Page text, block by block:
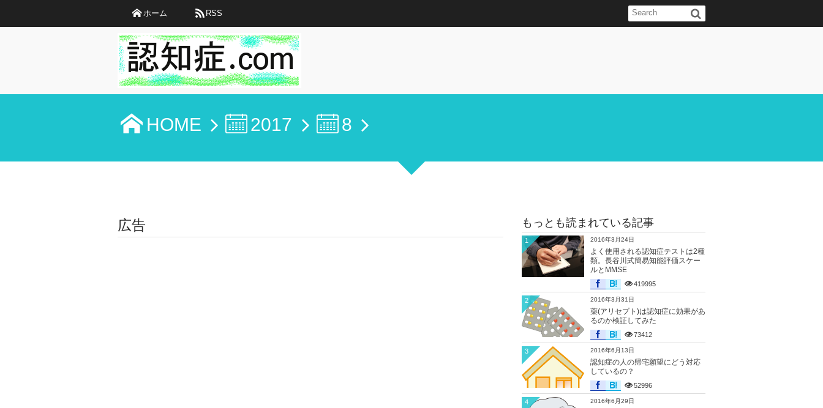
ホーム RSS
HOME 2017 8
広告 もっとも読まれている記事
2016年3月24日
よく使用される認知症テストは2種
類。長谷川式簡易知能評価スケー
ルとMMSE
419995
1
2016年3月31日
薬(アリセプト)は認知症に効果があ
るのか検証してみた
73412
2
2016年6月13日
認知症の人の帰宅願望にどう対応
しているの？
52996
3
2016年6月29日
4